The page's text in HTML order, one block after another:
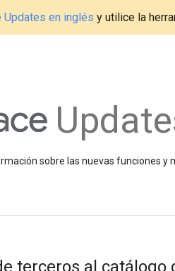
en inglés y utilice la
sobre las nuevas funciones y
terceros al catálogo